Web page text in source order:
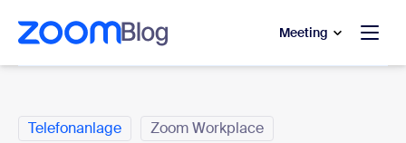
wechseln
Chat wechseln
Meeting
Telefonanlage Zoom Workplace